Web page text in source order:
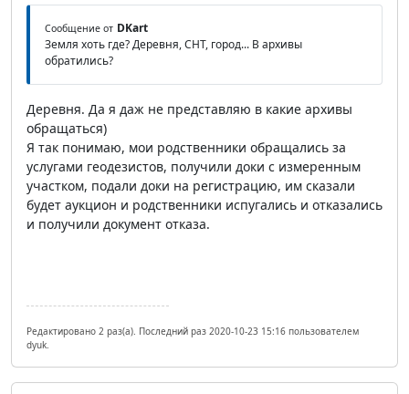
Сообщение от DKart
Земля хоть где? Деревня, СНТ, город... В архивы
обратились?
Деревня. Да я даж не представляю в какие архивы
обращаться)
Я так понимаю, мои родственники обращались за
услугами геодезистов, получили доки с измеренным
участком, подали доки на регистрацию, им сказали
будет аукцион и родственники испугались и отказались
и получили документ отказа.
Редактировано 2 раз(а). Последний раз 2020-10-23 15:16 пользователем
dyuk.